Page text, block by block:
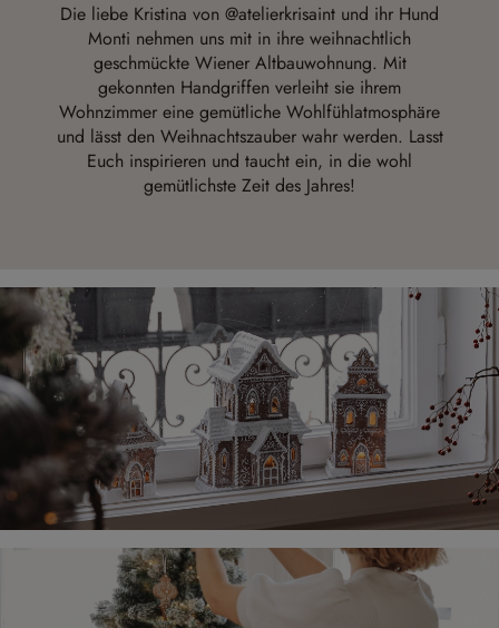
Die liebe Kristina von @atelierkrisaint und ihr Hund
Monti nehmen uns mit in ihre weihnachtlich
geschmückte Wiener Altbauwohnung. Mit
gekonnten Handgriffen verleiht sie ihrem
Wohnzimmer eine gemütliche Wohlfühlatmosphäre
und lässt den Weihnachtszauber wahr werden. Lasst
Euch inspirieren und taucht ein, in die wohl
gemütlichste Zeit des Jahres!